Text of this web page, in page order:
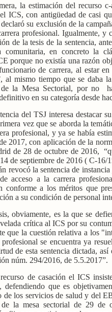
la estimación del recurso
ICS, con antigüedad de casi
su exclusión de la
profesional. Igualmente, y
de la tesis de la sentencia,
comunitaria, en concreto la
porque no existía una razón
de carrera, al estar
al mismo tiempo que se daba
la Mesa Sectorial, por no
en su categoría desde
del TSJ interesa destacar
vez que se aborda la
profesional, y ya se había
2017, con aplicación de la
de 28 de octubre de 2016,
de septiembre de 2016 ( C-
revocó la sentencia de
acceso a la carrera
conforme a los méritos que
a su condición de personal
obviamente, es la que se
crítica al ICS por su
que la cuestión relativa a los
profesional se encuentra ya
de esta sentencia dictada,
núm. 294/2016, de 5.5.2017”.
de casación el ICS
defendiendo que es
de los servicios de salud y del
de la mesa sectorial de 29